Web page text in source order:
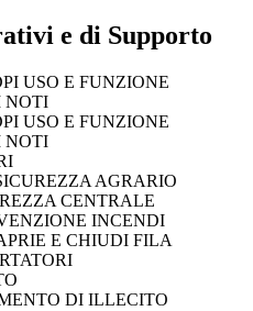
e di Supporto
USO E FUNZIONE
NOTI
USO E FUNZIONE
NOTI
AGRARIO
CENTRALE
INCENDI
E CHIUDI FILA
DI ILLECITO